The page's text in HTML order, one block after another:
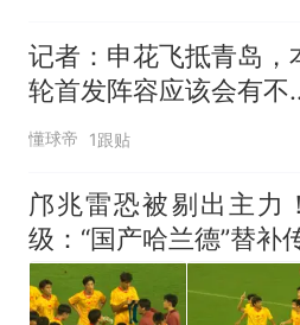
记者：申花飞抵青岛，
轮首发阵容应该会有不
一个人员变化
懂球帝 1跟贴
邝兆雷恐被剔出主力
级：“国产哈兰德”替补